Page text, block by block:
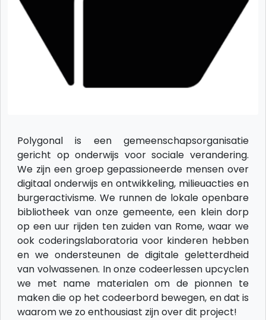
Polygonal is een gemeenschapsorganisatie
gericht op onderwijs voor sociale verandering.
We zijn een groep gepassioneerde mensen over
digitaal onderwijs en ontwikkeling, milieuacties en
burgeractivisme. We runnen de lokale openbare
bibliotheek van onze gemeente, een klein dorp
op een uur rijden ten zuiden van Rome, waar we
ook coderingslaboratoria voor kinderen hebben
en we ondersteunen de digitale geletterdheid
van volwassenen. In onze codeerlessen upcyclen
we met name materialen om de pionnen te
maken die op het codeerbord bewegen, en dat is
waarom we zo enthousiast zijn over dit project!